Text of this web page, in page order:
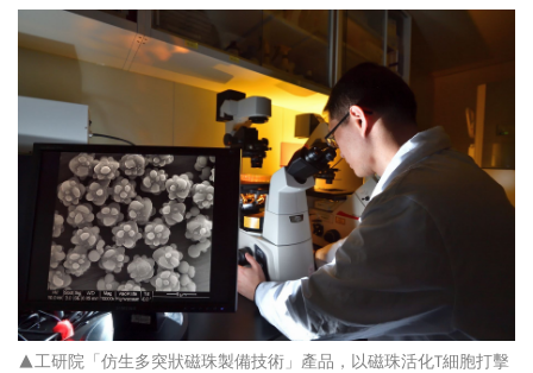
▲工研院「仿生多突狀磁珠製備技術」產品，以磁珠活化T細胞打擊